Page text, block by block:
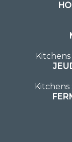
Kitchens
Kitchens